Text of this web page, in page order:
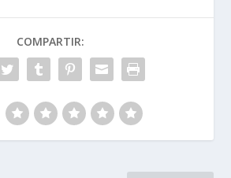
COMPARTIR: